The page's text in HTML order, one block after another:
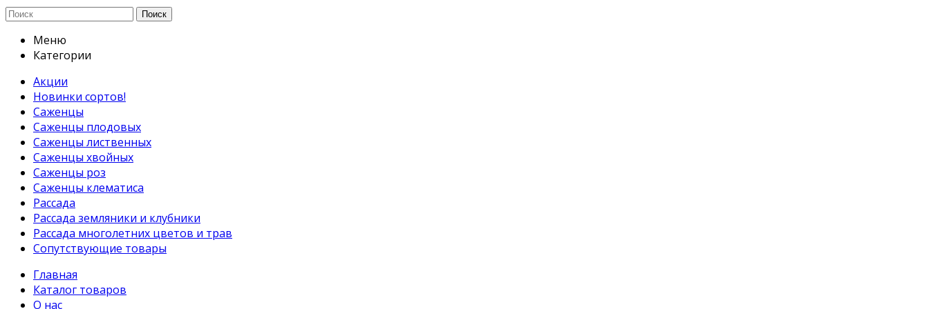
Поиск
Меню
Категории
Акции
Новинки сортов!
Саженцы
Саженцы плодовых
Саженцы лиственных
Саженцы хвойных
Саженцы роз
Саженцы клематиса
Рассада
Рассада земляники и клубники
Рассада многолетних цветов и трав
Сопутствующие товары
Главная
Каталог товаров
О нас